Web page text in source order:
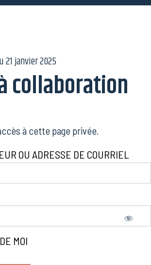
21 janvier 2025
collaboration
à cette page privée.
OU ADRESSE DE COURRIEL
MOI